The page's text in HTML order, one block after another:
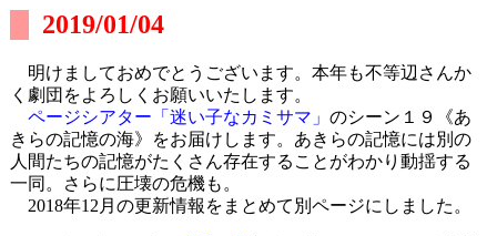
2019/01/04
明けましておめでとうございます。本年も不等辺さんか
く劇団をよろしくお願いいたします。
ページシアター「迷い子なカミサマ」 のシーン１９《あ
きらの記憶の海》をお届けします。あきらの記憶には別の
人間たちの記憶がたくさん存在することがわかり動揺する
一同。さらに圧壊の危機も。
2018年12月の更新情報をまとめて別ページにしました。